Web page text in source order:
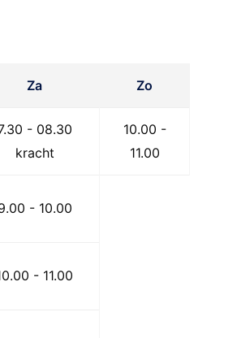
Za Zo
- 08.30
kracht
10.00 -
11.00
- 10.00
- 11.00